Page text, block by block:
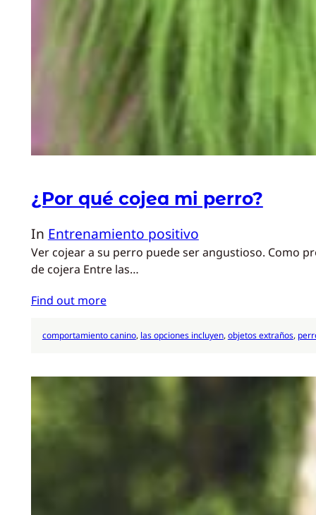
¿Por qué cojea mi perro?
In Entrenamiento positivo
Ver cojear a su perro puede ser angustioso. Como
de cojera Entre las…
Find out more
comportamiento canino, las opciones incluyen, objetos extraños,